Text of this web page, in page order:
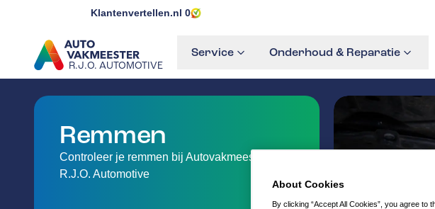
About Cookies
By clicking “Accept All Cookies”, you agree
Klantenvertellen.nl 0
R.J.O. AUTOMOTIVE
GA NAAR DE HOMEPAGINA
Service Onderhoud & Reparatie
Remmen
Controleer je remmen bij Autovakmeester
R.J.O. Automotive